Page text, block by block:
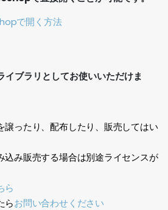
で開く方法
イブラリとしてお使いいただけま
ったり、配布したり、販売してはい
み販売する場合は別途ライセンスが
ら
らお問い合わせください